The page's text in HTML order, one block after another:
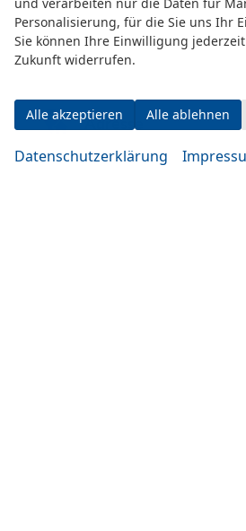
Adresse
Personalisierung, für die Sie uns Ihr
Sie können Ihre Einwilligung
Zukunft widerrufen.
Alle akzeptieren Alle ablehnen
Datenschutzerklärung